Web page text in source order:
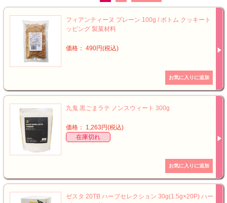
フィアンティーヌ プレーン 100g / ボトム クッキート
ッピング 製菓材料
価格： 490円(税込)
九鬼 黒ごまラテ ノンスウィート 300g
価格： 1,263円(税込)
在庫切れ
ゼスタ 20TB ハーブセレクション 30g(1.5g×20P) ハー